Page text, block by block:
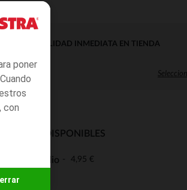
poner
con
DISPONIBILIDAD INMEDIATA EN TIENDA
ENVÍO DISPONIBLES
a domicilio 4,95 €